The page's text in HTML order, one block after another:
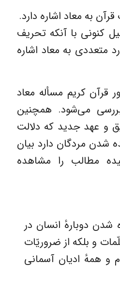
کنونی با آنکه تحریف
متعددی به معاد اشاره
قرآن کریم مسأله معاد
می‌شود. همچنین
و عهد جدید که دلالت
شدن مردگان دارد بیان
مطالب را مشاهده
شدن دوبارهٔ انسان در
و بلکه از ضروریّات
و همهٔ ادیان آسمانی